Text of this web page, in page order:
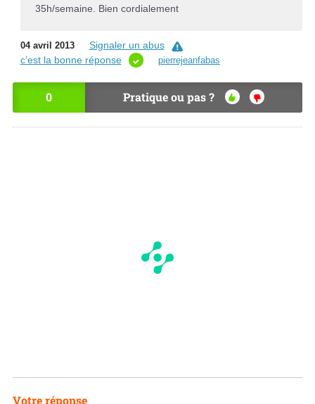
35h/semaine. Bien cordialement
04 avril 2013
Signaler un abus
c’est la bonne réponse
pierrejeanfabas
0 Pratique ou pas ?
OU
I
NO
Votre réponse